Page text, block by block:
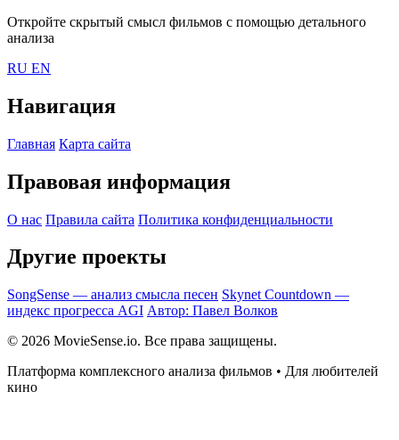
Откройте скрытый смысл фильмов с помощью детального
анализа
RU EN
Навигация
Главная Карта сайта
Правовая информация
О нас Правила сайта Политика конфиденциальности
Другие проекты
SongSense — анализ смысла песен Skynet Countdown —
индекс прогресса AGI Автор: Павел Волков
© 2026 MovieSense.io. Все права защищены.
Платформа комплексного анализа фильмов • Для любителей
кино